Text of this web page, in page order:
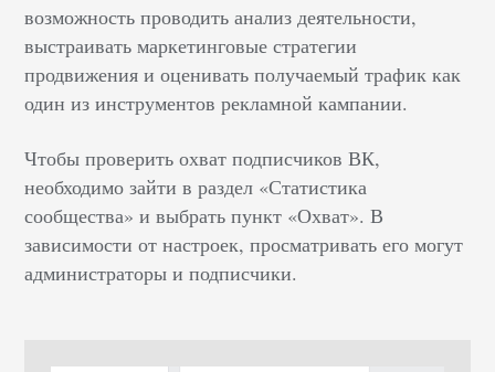
возможность проводить анализ деятельности,
выстраивать маркетинговые стратегии
продвижения и оценивать получаемый трафик как
один из инструментов рекламной кампании.
Чтобы проверить охват подписчиков ВК,
необходимо зайти в раздел «Статистика
сообщества» и выбрать пункт «Охват». В
зависимости от настроек, просматривать его могут
администраторы и подписчики.